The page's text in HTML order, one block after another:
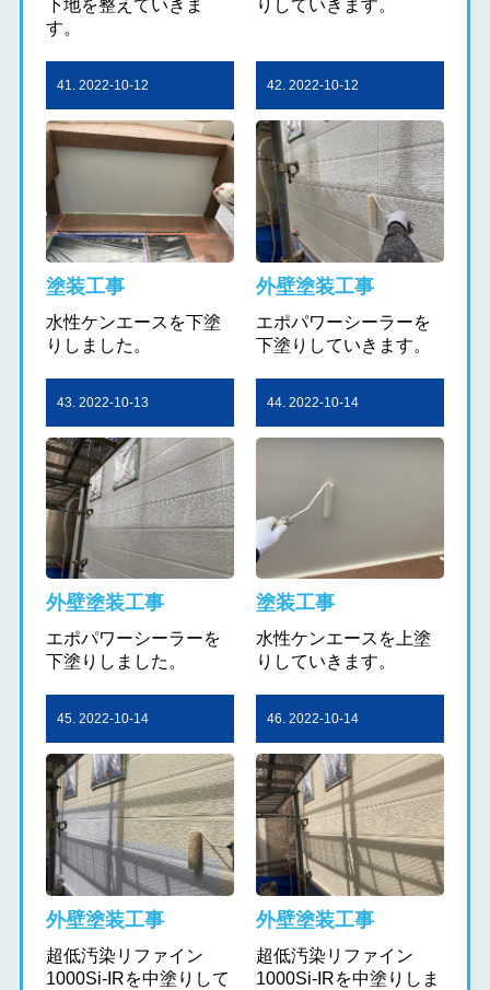
下地を整えていきま
す。
りしていきます。
41. 2022-10-12
塗装工事
水性ケンエースを下塗
りしました。
42. 2022-10-12
外壁塗装工事
エポパワーシーラーを
下塗りしていきます。
43. 2022-10-13
外壁塗装工事
エポパワーシーラーを
下塗りしました。
44. 2022-10-14
塗装工事
水性ケンエースを上塗
りしていきます。
45. 2022-10-14
外壁塗装工事
超低汚染リファイン
1000Si-IRを中塗りして
46. 2022-10-14
外壁塗装工事
超低汚染リファイン
1000Si-IRを中塗りしま